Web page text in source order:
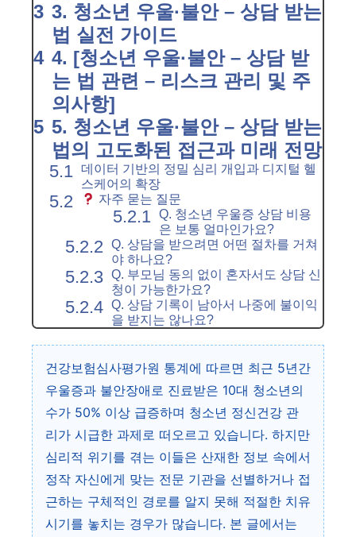
3. 청소년 우울·불안 – 상담 받는
법 실전 가이드
4. [청소년 우울·불안 – 상담 받
는 법 관련 – 리스크 관리 및 주
의사항]
5. 청소년 우울·불안 – 상담 받는
법의 고도화된 접근과 미래 전망
데이터 기반의 정밀 심리 개입과 디지털 헬
스케어의 확장
자주 묻는 질문
Q. 청소년 우울증 상담 비용
은 보통 얼마인가요?
Q. 상담을 받으려면 어떤 절차를 거쳐
야 하나요?
Q. 부모님 동의 없이 혼자서도 상담 신
청이 가능한가요?
Q. 상담 기록이 남아서 나중에 불이익
을 받지는 않나요?
건강보험심사평가원 통계에 따르면 최근 5년간
우울증과 불안장애로 진료받은 10대 청소년의
수가 50% 이상 급증하며 청소년 정신건강 관
리가 시급한 과제로 떠오르고 있습니다. 하지만
심리적 위기를 겪는 이들은 산재한 정보 속에서
정작 자신에게 맞는 전문 기관을 선별하거나 접
근하는 구체적인 경로를 알지 못해 적절한 치유
시기를 놓치는 경우가 많습니다. 본 글에서는